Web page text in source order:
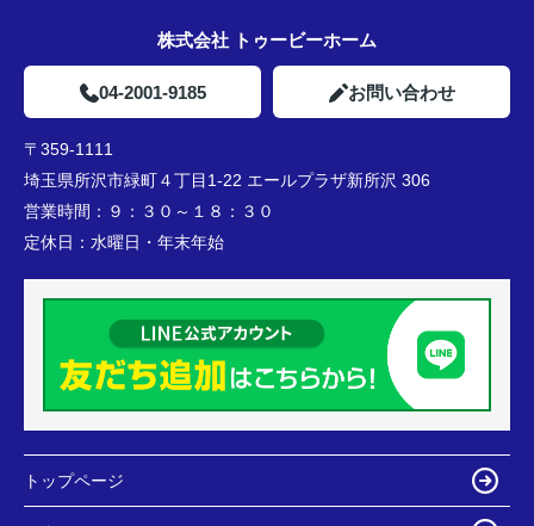
株式会社 トゥービーホーム
04-2001-9185 お問い合わせ
〒359-1111
埼玉県所沢市緑町４丁目1-22 エールプラザ新所沢 306
営業時間： ９：３０～１８：３０
定休日： 水曜日・年末年始
トップページ